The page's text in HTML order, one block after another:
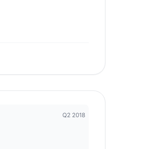
Q2 2018